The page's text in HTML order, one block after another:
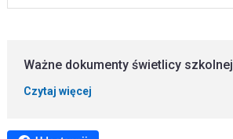
Ważne dokumenty świetlicy szkolnej
Czytaj więcej